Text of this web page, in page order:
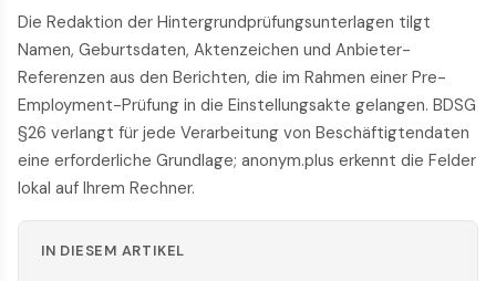
Die Redaktion der Hintergrund­prüfungs­unterlagen tilgt
Namen, Geburtsdaten, Aktenzeichen und Anbieter-
Referenzen aus den Berichten, die im Rahmen einer Pre-
Employment-Prüfung in die Einstellungsakte gelangen. BDSG
§26 verlangt für jede Verarbeitung von Beschäftigtendaten
eine erforderliche Grundlage; anonym.plus erkennt die Felder
lokal auf Ihrem Rechner.
IN DIESEM ARTIKEL